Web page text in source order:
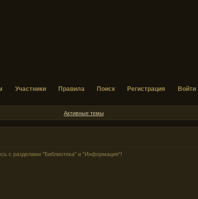
Участники Правила Поиск Регистрация Войти
Активные темы
с разделами "Библиотека" и "Информация"!